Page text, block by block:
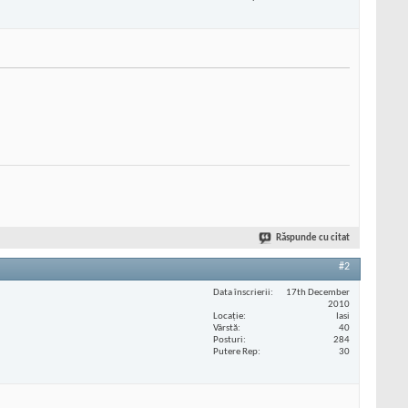
Răspunde cu citat
#2
Data înscrierii
17th December
2010
Locaţie
Iasi
Vârstă
40
Posturi
284
Putere Rep
30